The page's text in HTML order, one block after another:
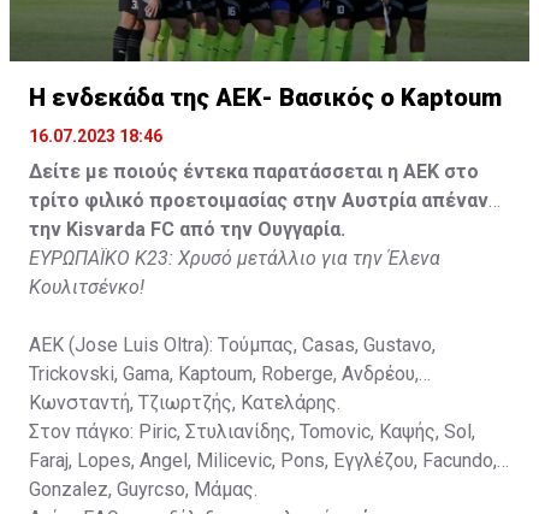
Κisvarda FC (Milos Kruscic): Kovacs, Navratil, Raul, Szor,
Lippai, Alic, Kormendi, Makowski, Czekus, Ilievski,
Spasic.
Στον πάγκο: Petkovic, Cipetic, Kovasic, Jovicic, Szeles,
Vida, Otvos, Lucas, Camas, Mesanovic.
H ενδεκάδα της ΑΕΚ- Βασικός ο Kaptoum
16.07.2023 18:46
Δείτε με ποιούς έντεκα παρατάσσεται η ΑΕΚ στο
τρίτο φιλικό προετοιμασίας στην Αυστρία απέναντι
την Kisvarda FC από την Ουγγαρία.
ΕΥΡΩΠΑΪΚΟ Κ23: Χρυσό μετάλλιο για την Έλενα
Κουλιτσένκο!
ΑΕΚ (Jose Luis Oltra): Tούμπας, Casas, Gustavo,
Trickovski, Gama, Κaptoum, Roberge, Aνδρέου,
Κωνσταντή, Τζιωρτζής, Κατελάρης.
Στον πάγκο: Piric, Στυλιανίδης, Tomovic, Καψής, Sol,
Faraj, Lopes, Angel, Milicevic, Pons, Εγγλέζου, Facundo,
Gonzalez, Guyrcso, Μάμας.